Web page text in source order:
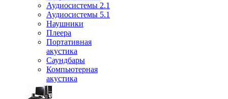
Аудиосистемы 2.1
Аудиосистемы 5.1
Наушники
Плеера
Портативная
акустика
Саундбары
Компьютерная
акустика